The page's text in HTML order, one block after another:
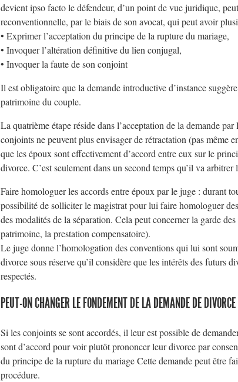
devient ipso facto le défendeur, d’un point de vue juridique,
reconventionnelle, par le biais de son avocat, qui peut avoir
• Exprimer l’acceptation du principe de la rupture du mariage,
• Invoquer l’altération définitive du lien conjugal,
• Invoquer la faute de son conjoint
Il est obligatoire que la demande introductive d’instance
patrimoine du couple.
La quatrième étape réside dans l’acceptation de la demande
conjoints ne peuvent plus envisager de rétractation (pas même
que les époux sont effectivement d’accord entre eux sur le
divorce. C’est seulement dans un second temps qu’il va arbitrer
Faire homologuer les accords entre époux par le juge : durant
possibilité de solliciter le magistrat pour lui faire homologuer
des modalités de la séparation. Cela peut concerner la garde
patrimoine, la prestation compensatoire).
Le juge donne l’homologation des conventions qui lui sont
divorce sous réserve qu’il considère que les intérêts des futurs
respectés.
PEUT-ON CHANGER LE FONDEMENT DE LA DEMANDE DE
Si les conjoints se sont accordés, il leur est possible de
sont d’accord pour voir plutôt prononcer leur divorce par
du principe de la rupture du mariage Cette demande peut être
procédure.